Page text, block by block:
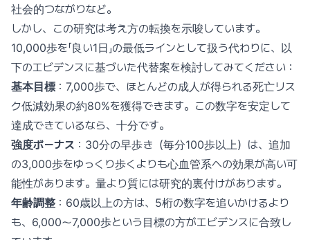
社会的つながりなど。
しかし、この研究は考え方の転換を示唆しています。
10,000歩を「良い1日」の最低ラインとして扱う代わりに、以
下のエビデンスに基づいた代替案を検討してみてください：
基本目標 ：7,000歩で、ほとんどの成人が得られる死亡リス
ク低減効果の約80%を獲得できます。この数字を安定して
達成できているなら、十分です。
強度ボーナス ：30分の早歩き（毎分100歩以上）は、追加
の3,000歩をゆっくり歩くよりも心血管系への効果が高い可
能性があります。量より質には研究的裏付けがあります。
年齢調整 ：60歳以上の方は、5桁の数字を追いかけるより
も、6,000〜7,000歩という目標の方がエビデンスに合致し